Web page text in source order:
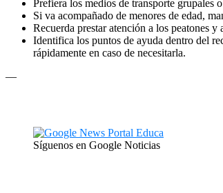
Prefiera los medios de transporte grupales
Si va acompañado de menores de edad,
Recuerda prestar atención a los peatones
Identifica los puntos de ayuda dentro del
rápidamente en caso de necesitarla.
—
Síguenos en Google Noticias